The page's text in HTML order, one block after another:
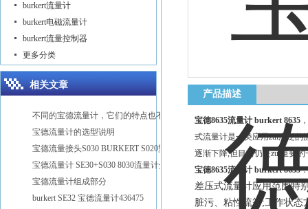
产品描述
宝德8635流量计 burkert 8635
式流量计是一类应用zui广泛的
逐渐下降,但目前仍是zui重要
宝德8635流量计 burkert 8635：
差压式流量计应用范围特
脏污、粘性流等;工作状态
burkert流量计
burkert电磁流量计
burkert流量控制器
更多分类
相关文章
不同的宝德流量计，它们的特点也不同
宝德流量计的选型说明
宝德流量接头S030 BURKERT S020型号
宝德流量计 SE30+S030 8030流量计介绍
宝德流量计组成部分
burkert SE32 宝德流量计436475